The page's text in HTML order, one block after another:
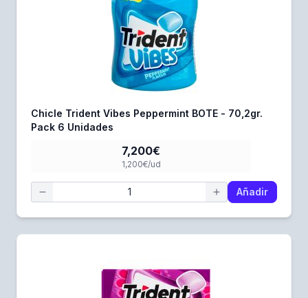
Chicle Trident Vibes Peppermint BOTE - 70,2gr.
Pack 6 Unidades
7,200€
1,200€/ud
Añadir